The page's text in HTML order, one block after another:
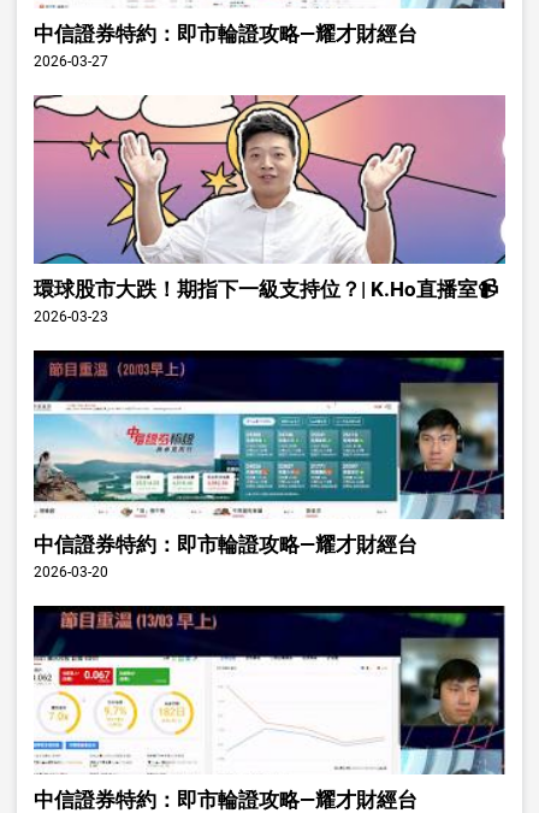
中信證券特約：即市輪證攻略—耀才財經台
2026-03-27
環球股市大跌！期指下一級支持位？| K.Ho直播室📹
2026-03-23
中信證券特約：即市輪證攻略—耀才財經台
2026-03-20
中信證券特約：即市輪證攻略—耀才財經台